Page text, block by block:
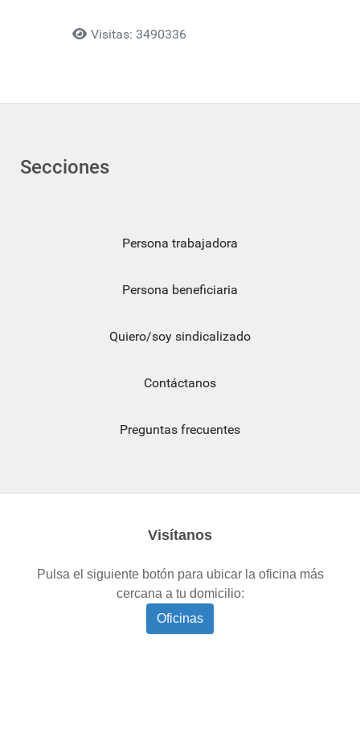
Detalles Visitas: 3490336
Secciones
Persona trabajadora
Persona beneficiaria
Quiero/soy sindicalizado
Contáctanos
Preguntas frecuentes
Visítanos
Pulsa el siguiente botón para ubicar la oficina más
cercana a tu domicilio:
Oficinas